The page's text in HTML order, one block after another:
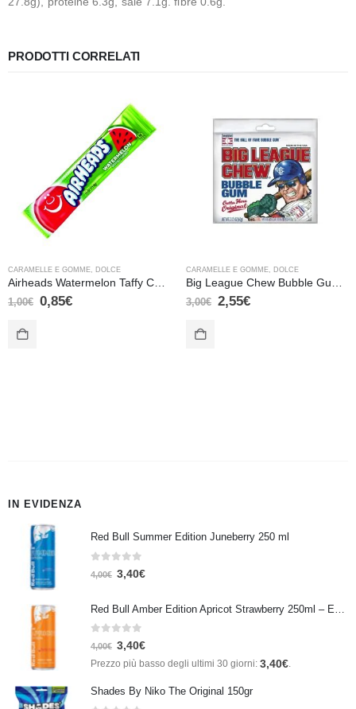
PRODOTTI CORRELATI
CARAMELLE E GOMME DOLCE
1,00€ 0,85€
CARAMELLE E GOMME DOLCE
3,00€ 2,55€
IN EVIDENZA
Red Bull Summer Edition Juneberry 250 ml
Su 5
4,00€ 3,40€
Su 5
4,00€ 3,40€
Prezzo più basso degli ultimi 30 giorni: 3,40€.
Shades By Niko The Original 150gr